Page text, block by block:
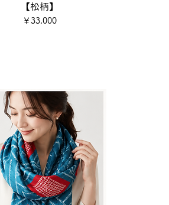
【松柄】
価格
￥33,000